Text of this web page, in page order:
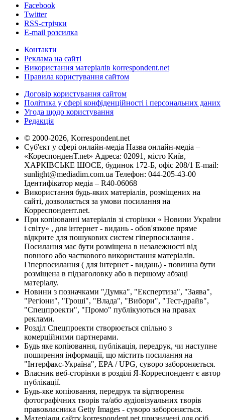
Facebook
Twitter
RSS-стрічки
E-mail розсилка
Контакти
Реклама на сайті
Використання матеріалів korrespondent.net
Правила користування сайтом
Договір користування сайтом
Політика у сфері конфіденційності і персональних даних
Угода щодо користування
Редакція
© 2000-2026, Korrespondent.net
Суб'єкт у сфері онлайн-медіа Назва онлайн-медіа –
«КореспонденТ.net» Адреса: 02091, місто Київ,
ХАРКІВСЬКЕ ШОСЕ, будинок 172-Б, офіс 208/1 E-mail:
sunlight@mediadim.com.ua Телефон: 044-205-43-00
Ідентифікатор медіа – R40-06068
Використання будь-яких матеріалів, розміщених на
сайті, дозволяється за умови посилання на
Корреспондент.net.
При копіюванні матеріалів зі сторінки « Новини України
і світу» , для інтернет - видань - обов'язкове пряме
відкрите для пошукових систем гіперпосилання .
Посилання має бути розміщена в незалежності від
повного або часткового використання матеріалів.
Гіперпосилання ( для інтернет - видань) - повинна бути
розміщена в підзаголовку або в першому абзаці
матеріалу.
Новини з позначками "Думка", "Експертиза", "Заява",
"Регіони", "Гроші", "Влада", "Вибори", "Тест-драйв",
"Спецпроекти", "Промо" публікуються на правах
реклами.
Розділ Спецпроекти створюється спільно з
комерційними партнерами.
Будь яке копіювання, публікація, передрук, чи наступне
поширення інформації, що містить посилання на
"Інтерфакс-Україна", EPA / UPG, суворо забороняється.
Власник веб-сторінки в розділі Я-Корреспондент є автор
публікації.
Будь-яке копіювання, передрук та відтворення
фотографічних творів та/або аудіовізуальних творів
правовласника Getty Images - суворо забороняється.
Матеріали сайту korrespondent.net призначені для осіб